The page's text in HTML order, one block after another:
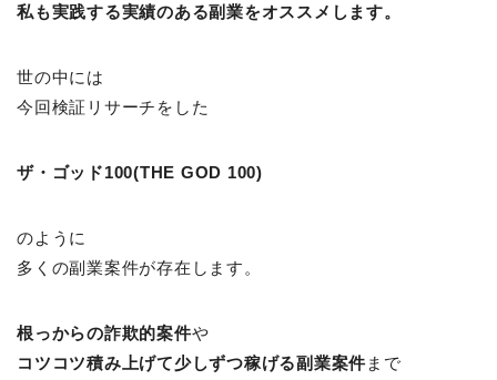
私も実践する実績のある副業をオススメします。
世の中には
今回検証リサーチをした
ザ・ゴッド100(THE GOD 100)
のように
多くの副業案件が存在します。
根っからの詐欺的案件や
コツコツ積み上げて少しずつ稼げる副業案件まで